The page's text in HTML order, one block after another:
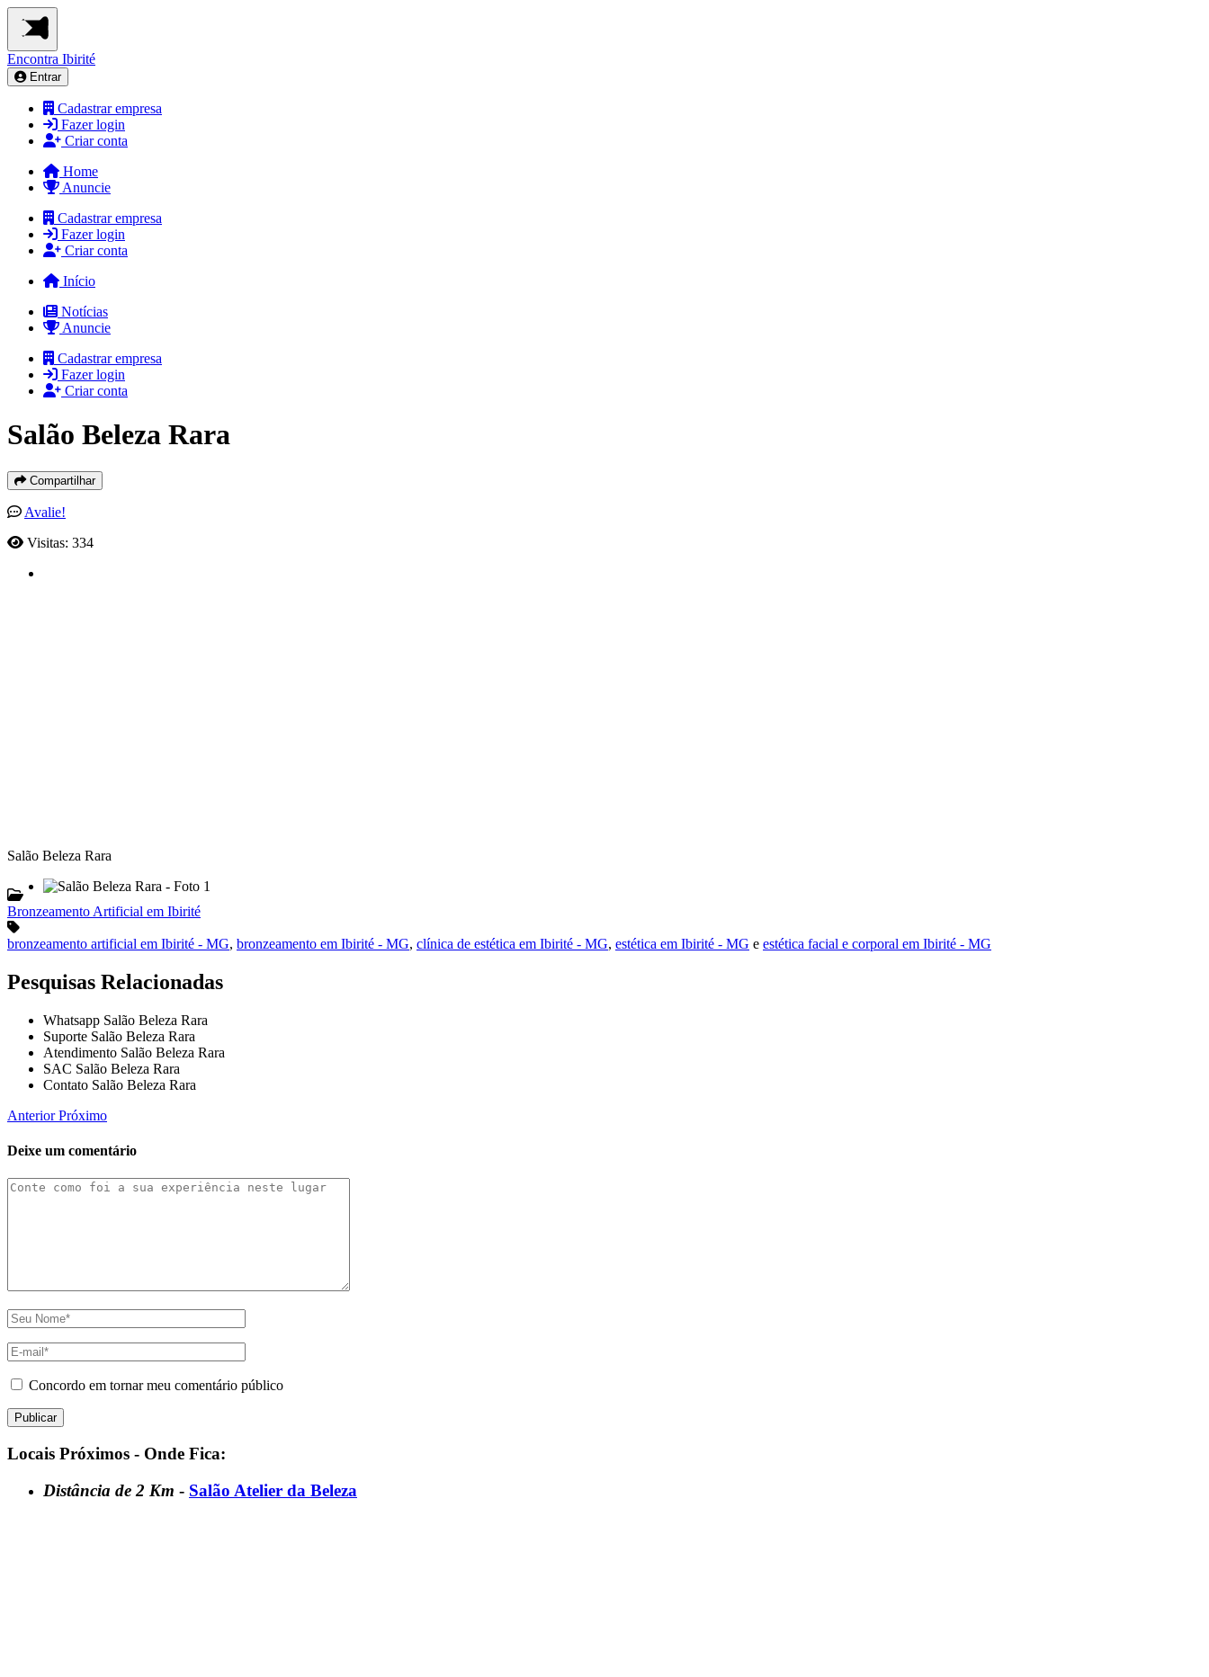
Encontra Ibirité
Entrar
Cadastrar empresa
Fazer login
Criar conta
Home
Anuncie
Cadastrar empresa
Fazer login
Criar conta
Início
Notícias
Anuncie
Cadastrar empresa
Fazer login
Criar conta
Salão Beleza Rara
Compartilhar
Avalie!
Visitas: 334
Salão Beleza Rara
Bronzeamento Artificial em Ibirité
bronzeamento artificial em Ibirité - MG, bronzeamento em Ibirité - MG, clínica de estética em Ibirité - MG, estética em Ibirité - MG e estética facial e corporal em Ibirité - MG
Pesquisas Relacionadas
Whatsapp Salão Beleza Rara
Suporte Salão Beleza Rara
Atendimento Salão Beleza Rara
SAC Salão Beleza Rara
Contato Salão Beleza Rara
AnteriorPróximo
Deixe um comentário
Concordo em tornar meu comentário público
Locais Próximos - Onde Fica:
Distância de 2 Km - Salão Atelier da Beleza